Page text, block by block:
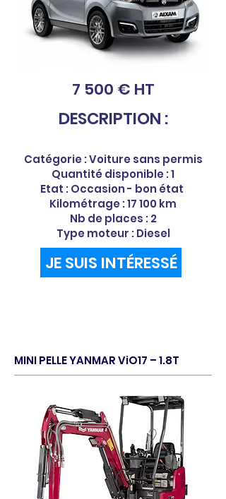
7 500 € HT
DESCRIPTION :
Catégorie : Voiture sans permis
Quantité disponible : 1
Etat : Occasion - bon état
Kilométrage : 17 100 km
Nb de places : 2
Type moteur : Diesel
JE SUIS INTÉRESSÉ
MINI PELLE YANMAR ViO17 – 1.8T